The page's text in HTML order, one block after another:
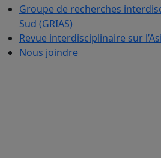
Groupe de recherches
Sud (GRIAS)
Revue interdisciplinaire sur
Nous joindre